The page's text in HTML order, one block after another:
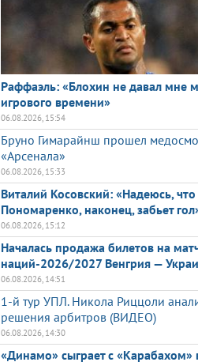
Раффаэль: «Блохин не давал мне
игрового времени»
06.08.2026, 15:54
Бруно Гимарайнш прошел
«Арсенала»
06.08.2026, 15:33
Виталий Косовский: «Надеюсь, что
Пономаренко, наконец, забьет
06.08.2026, 15:12
Началась продажа билетов на
наций-2026/2027 Венгрия —
06.08.2026, 14:51
1-й тур УПЛ. Никола Риццоли
решения арбитров (ВИДЕО)
06.08.2026, 14:30
«Динамо» сыграет с «Карабахом»